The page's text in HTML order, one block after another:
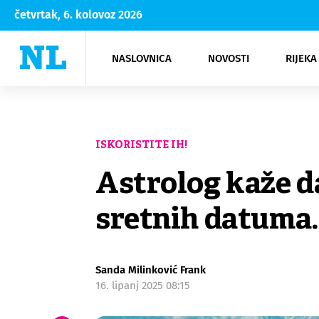
četvrtak, 6. kolovoz 2026
NASLOVNICA NOVOSTI
Rijeka Opatija
NK
Moda
Kultura
ISKORISTITE IH!
Astrolog kaže
sretnih
Sanda Milinković Frank
16. lipanj 2025 08:15